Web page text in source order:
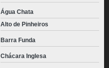
Água Chata
Alto de Pinheiros
Barra Funda
Chácara Inglesa